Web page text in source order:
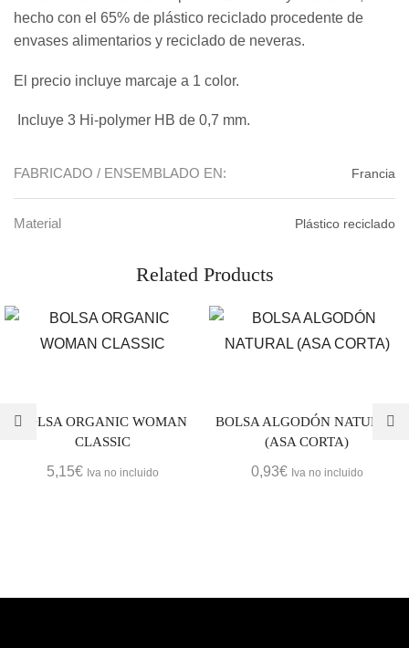
hecho con el 65% de plástico reciclado procedente de
envases alimentarios y reciclado de neveras.
El precio incluye marcaje a 1 color.
Incluye 3 Hi-polymer HB de 0,7 mm.
FABRICADO / ENSEMBLADO EN: Francia
Material Plástico reciclado
Related Products
BOLSA ORGANIC WOMAN
CLASSIC
5,15€ Iva no incluido
BOLSA ALGODÓN NATURAL
(ASA CORTA)
0,93€ Iva no incluido